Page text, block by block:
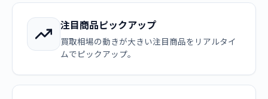
注目商品ピックアップ
買取相場の動きが大きい注目商品をリアルタイ
ムでピックアップ。